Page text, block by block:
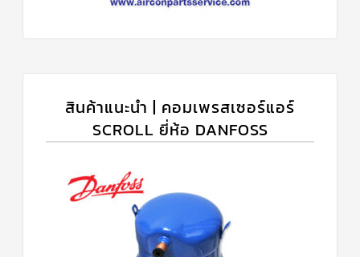
สินค้าแนะนำ | คอมเพรสเซอร์แอร์
SCROLL ยี่ห้อ DANFOSS